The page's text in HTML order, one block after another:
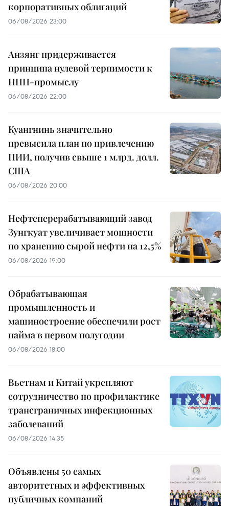
корпоративных облигаций
06/08/2026 23:00
Анзянг придерживается
принципа нулевой терпимости к
ННН-промыслу
06/08/2026 22:00
Куангнинь значительно
превысила план по привлечению
ПИИ, получив свыше 1 млрд. долл.
США
06/08/2026 20:00
Нефтеперерабатывающий завод
Зунгкуат увеличивает мощности
по хранению сырой нефти на 12,5%
06/08/2026 19:00
Обрабатывающая
промышленность и
машиностроение обеспечили рост
найма в первом полугодии
06/08/2026 18:00
Вьетнам и Китай укрепляют
сотрудничество по профилактике
трансграничных инфекционных
заболеваний
06/08/2026 14:35
Объявлены 50 самых
авторитетных и эффективных
публичных компаний